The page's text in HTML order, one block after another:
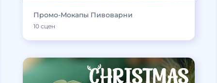
Промо-Мокапы Пивоварни
10 сцен